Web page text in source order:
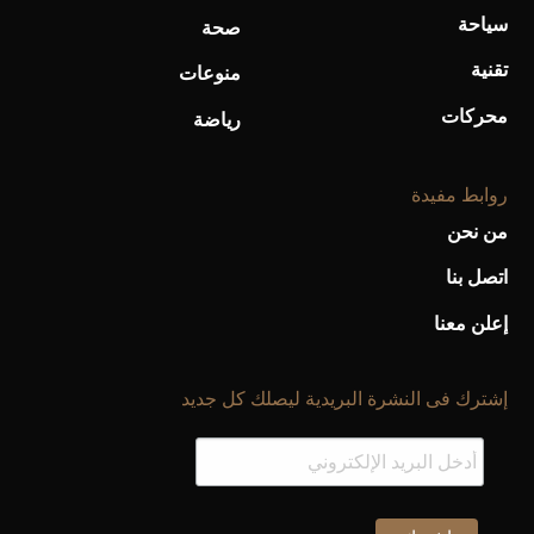
سياحة
تقنية
محركات
صحة
منوعات
رياضة
روابط مفيدة
من نحن
اتصل بنا
إعلن معنا
إشترك فى النشرة البريدية ليصلك كل جديد